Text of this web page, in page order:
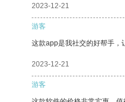
2023-12-21
游客
这款app是我社交的好帮手，
2023-12-21
游客